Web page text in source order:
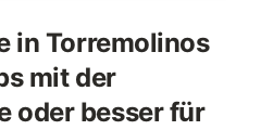
in Torremolinos
mit der
oder besser für